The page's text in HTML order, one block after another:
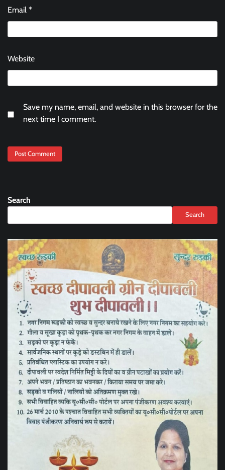
Email *
Website
Save my name, email, and website in this browser for the
next time I comment.
Search
Search